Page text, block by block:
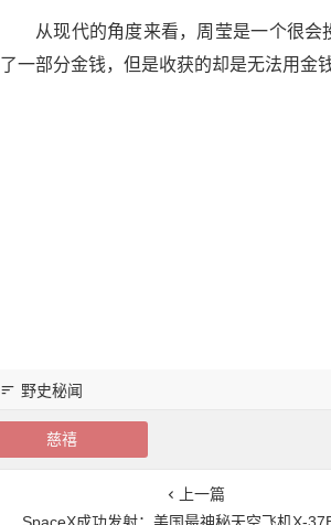
从现代的角度来看，周莹是一个很
了一部分金钱，但是收获的却是无法用金
野史秘闻
慈禧
上一篇